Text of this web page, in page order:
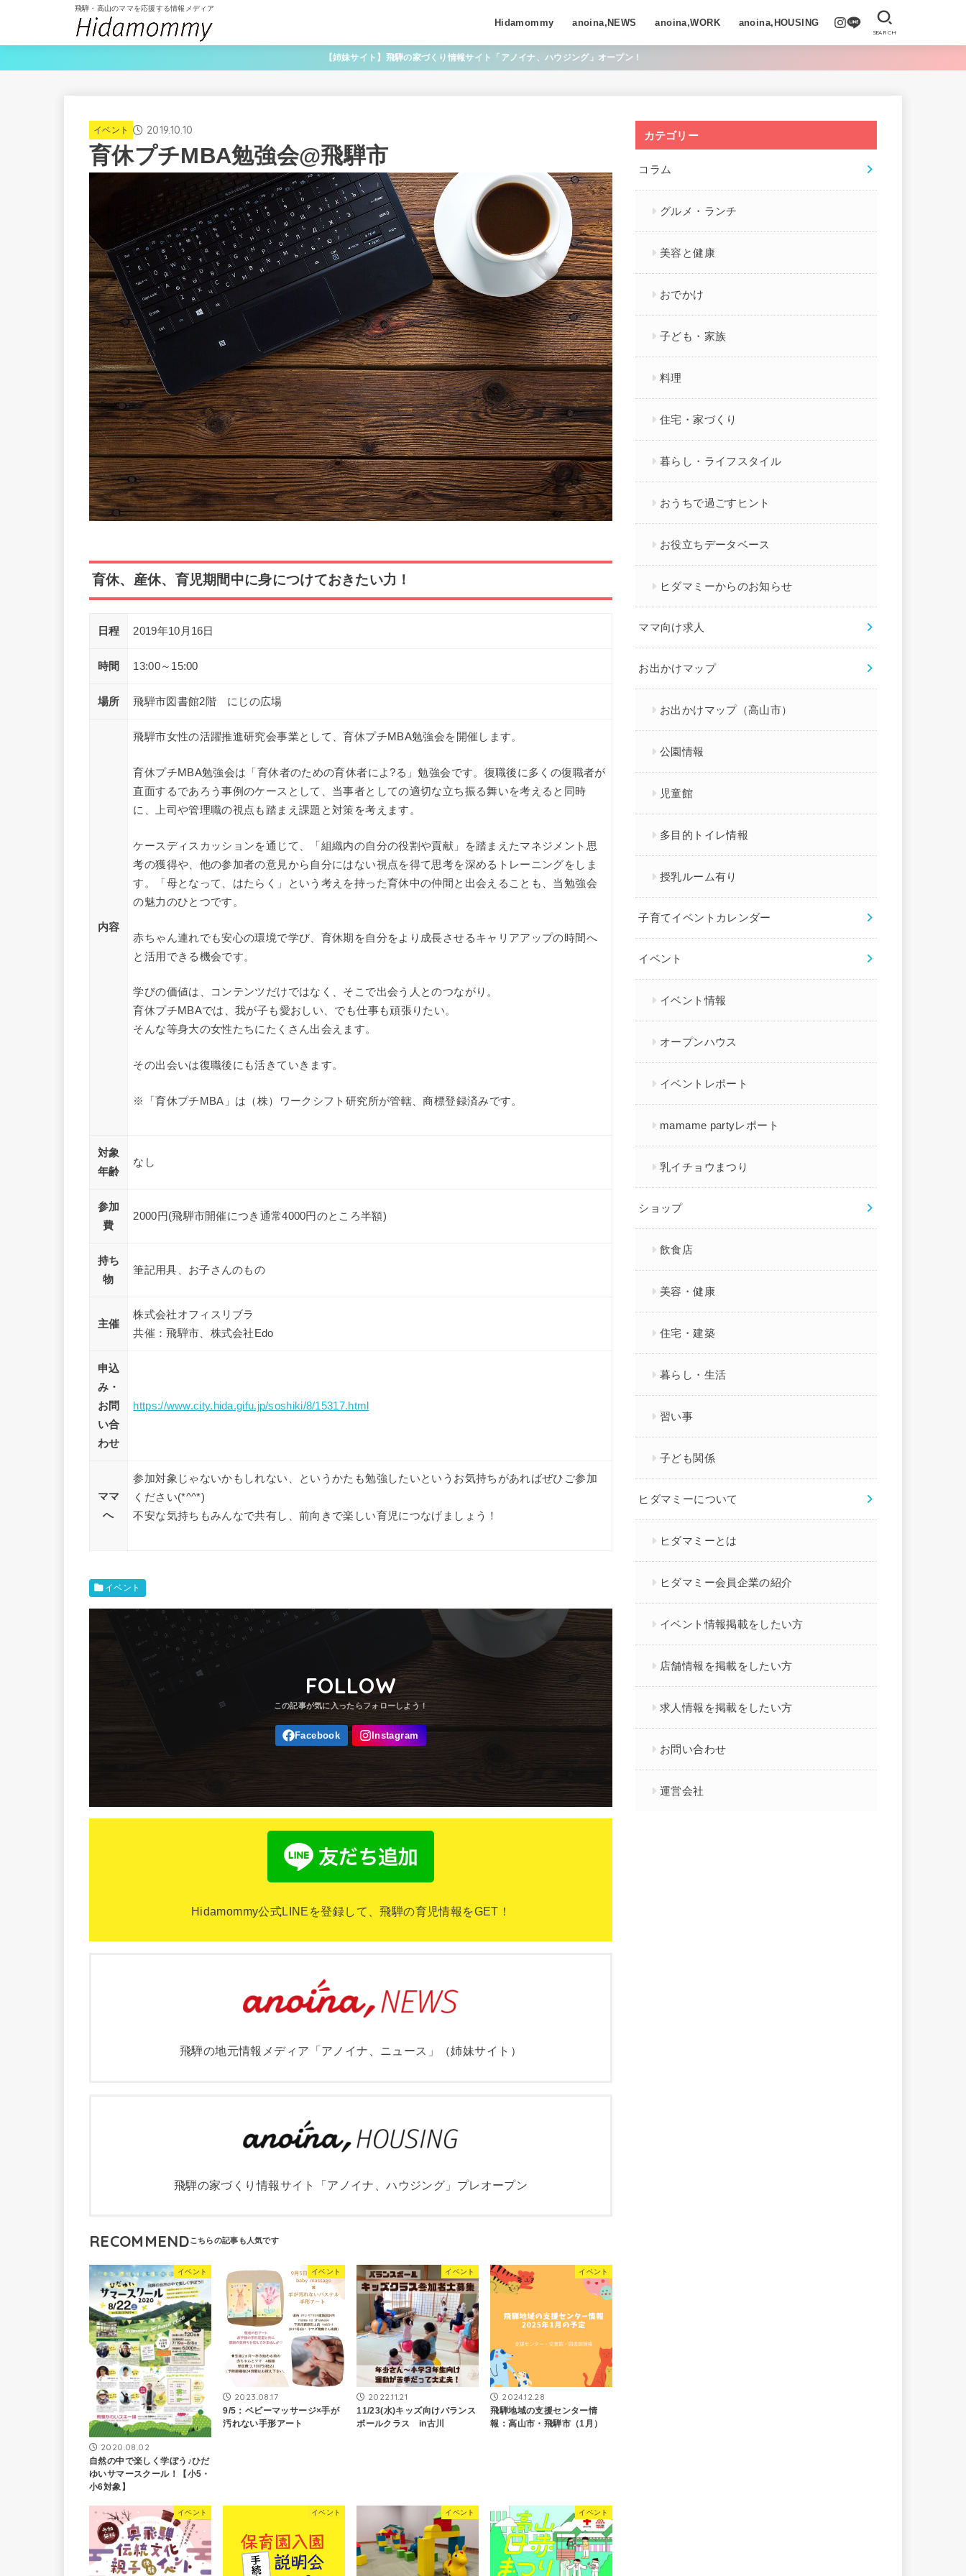
飛騨・高山のママを応援する情報メディア
Hidamommy anoina,NEWS anoina,WORK anoina,HOUSING
SEARCH
【姉妹サイト】飛騨の家づくり情報サイト「アノイナ、ハウジング」オープン！
イベント 2019.10.10
育休プチMBA勉強会@飛騨市
育休、産休、育児期間中に身につけておきたい力！
日程 2019年10月16日
時間 13:00～15:00
場所 飛騨市図書館2階 にじの広場
内容
飛騨市女性の活躍推進研究会事業として、育休プチMBA勉強会を開催します。
育休プチMBA勉強会は「育休者のための育休者によ?る」勉強会です。復職後に多くの復職者が
直面するであろう事例のケースとして、当事者としての適切な立ち振る舞いを考えると同時
に、上司や管理職の視点も踏まえ課題と対策を考えます。
ケースディスカッションを通じて、「組織内の自分の役割や貢献」を踏まえたマネジメント思
考の獲得や、他の参加者の意見から自分にはない視点を得て思考を深めるトレーニングをしま
す。「母となって、はたらく」という考えを持った育休中の仲間と出会えることも、当勉強会
の魅力のひとつです。
赤ちゃん連れでも安心の環境で学び、育休期を自分をより成長させるキャリアアップの時間へ
と活用できる機会です。
学びの価値は、コンテンツだけではなく、そこで出会う人とのつながり。
育休プチMBAでは、我が子も愛おしい、でも仕事も頑張りたい。
そんな等身大の女性たちにたくさん出会えます。
その出会いは復職後にも活きていきます。
※「育休プチMBA」は（株）ワークシフト研究所が管轄、商標登録済みです。
対象
年齢
なし
参加
費
2000円(飛騨市開催につき通常4000円のところ半額)
持ち
物
筆記用具、お子さんのもの
主催
株式会社オフィスリブラ
共催：飛騨市、株式会社Edo
申込
み・
お問
い合
わせ
https://www.city.hida.gifu.jp/soshiki/8/15317.html
ママ
へ
参加対象じゃないかもしれない、というかたも勉強したいというお気持ちがあればぜひご参加
ください(*^^*)
不安な気持ちもみんなで共有し、前向きで楽しい育児につなげましょう！
イベント
FOLLOW
Hidamommy公式LINEを登録して、飛騨の育児情報をGET！
飛騨の地元情報メディア「アノイナ、ニュース」（姉妹サイト）
飛騨の家づくり情報サイト「アノイナ、ハウジング」プレオープン
RECOMMEND
イベント
2020.08.02
自然の中で楽しく学ぼう♪ひだ
ゆいサマースクール！【小5・
小6対象】
イベント
2023.08.17
9/5：ベビーマッサージ×手が
汚れない手形アート
イベント
2022.11.21
11/23(水)キッズ向けバランス
ボールクラス in古川
イベント
2024.12.28
飛騨地域の支援センター情
報：高山市・飛騨市（1月）
イベント イベント イベント イベント
カテゴリー
コラム
グルメ・ランチ
美容と健康
おでかけ
子ども・家族
料理
住宅・家づくり
暮らし・ライフスタイル
おうちで過ごすヒント
お役立ちデータベース
ヒダマミーからのお知らせ
ママ向け求人
お出かけマップ
お出かけマップ（高山市）
公園情報
児童館
多目的トイレ情報
授乳ルーム有り
子育てイベントカレンダー
イベント
イベント情報
オープンハウス
イベントレポート
mamame partyレポート
乳イチョウまつり
ショップ
飲食店
美容・健康
住宅・建築
暮らし・生活
習い事
子ども関係
ヒダマミーについて
ヒダマミーとは
ヒダマミー会員企業の紹介
イベント情報掲載をしたい方
店舗情報を掲載をしたい方
求人情報を掲載をしたい方
お問い合わせ
運営会社